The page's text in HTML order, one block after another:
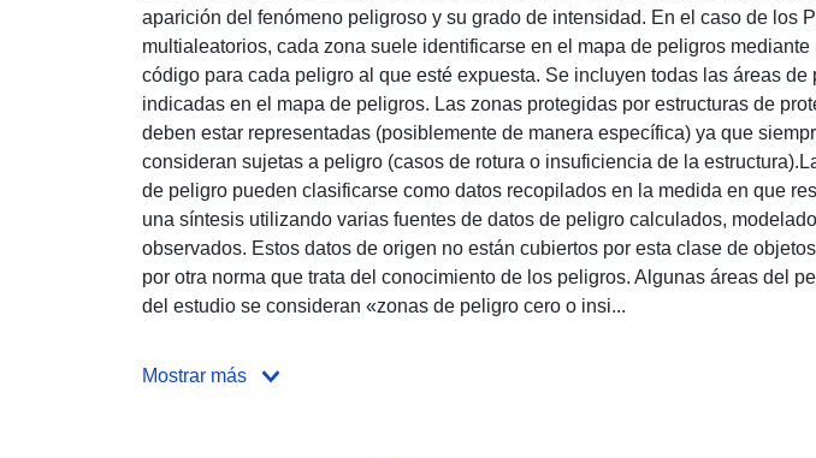
aparición del fenómeno peligroso y su grado de intensidad. En el caso de los
multialeatorios, cada zona suele identificarse en el mapa de peligros mediante
código para cada peligro al que esté expuesta. Se incluyen todas las áreas de
indicadas en el mapa de peligros. Las zonas protegidas por estructuras de
deben estar representadas (posiblemente de manera específica) ya que
consideran sujetas a peligro (casos de rotura o insuficiencia de la
de peligro pueden clasificarse como datos recopilados en la medida en que
una síntesis utilizando varias fuentes de datos de peligro calculados,
observados. Estos datos de origen no están cubiertos por esta clase de
por otra norma que trata del conocimiento de los peligros. Algunas áreas del
del estudio se consideran «zonas de peligro cero o insi...
Mostrar más